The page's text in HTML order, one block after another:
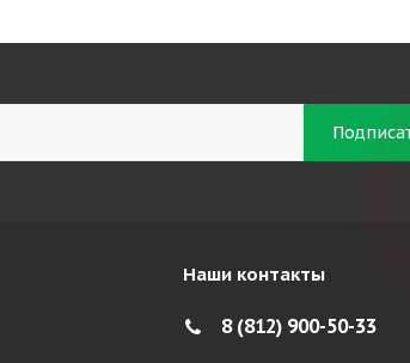
Наши контакты
8 (812) 900-50-33